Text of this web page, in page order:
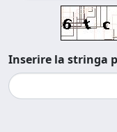
Inserire la stringa